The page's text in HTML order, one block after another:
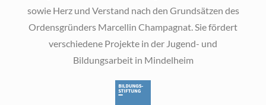
sowie Herz und Verstand nach den Grundsätzen des
Ordensgründers Marcellin Champagnat. Sie fördert
verschiedene Projekte in der Jugend- und
Bildungsarbeit in Mindelheim